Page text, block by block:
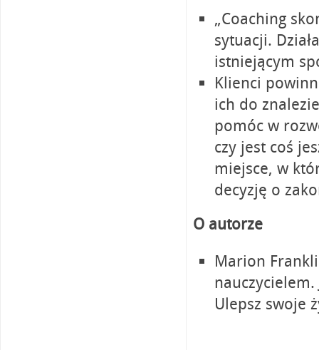
„Coaching
sytuacji.
istniejącym
Klienci
ich do
pomóc w
czy jest coś
miejsce, w
decyzję o
O autorze
Marion
nauczycielem.
Ulepsz swoje